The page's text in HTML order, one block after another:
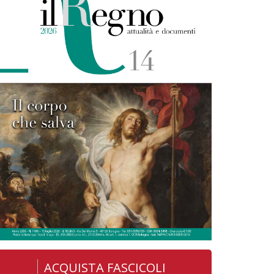
ACQUISTA FASCICOLI